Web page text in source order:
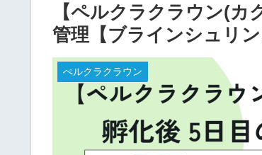
【ペルクラクラウン(
管理【ブラインシュリン
ぺルクラクラウン